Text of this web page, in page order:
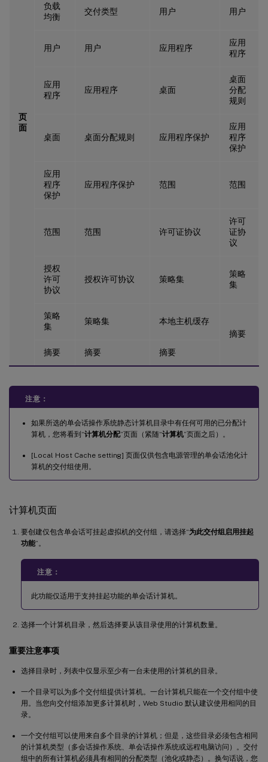
页
面
负载
均衡
交付类型 用户 用户
用户 用户 应用程序
应用
程序
应用
程序
应用程序 桌面
桌面
分配
规则
桌面 桌面分配规则 应用程序保护
应用
程序
保护
应用
程序
保护
应用程序保护 范围 范围
范围 范围 许可证协议
许可
证协
议
授权
许可
协议
授权许可协议 策略集
策略
集
策略
集
策略集
本地主机缓存
摘要
摘要
摘要 摘要
注意：
如果所选的单会话操作系统静态计算机目录中有任何可用的已分配计
算机，您将看到“计算机分配”页面（紧随“计算机”页面之后）。
[Local Host Cache setting] 页面仅供包含电源管理的单会话池化计
算机的交付组使用。
计算机页面
要创建仅包含单会话可挂起虚拟机的交付组，请选择“为此交付组启用挂起
功能”。
注意：
此功能仅适用于支持挂起功能的单会话计算机。
选择一个计算机目录，然后选择要从该目录使用的计算机数量。
重要注意事项
选择目录时，列表中仅显示至少有一台未使用的计算机的目录。
一个目录可以为多个交付组提供计算机。一台计算机只能在一个交付组中使
用。当您向交付组添加更多计算机时，Web Studio 默认建议使用相同的目
录。
一个交付组可以使用来自多个目录的计算机；但是，这些目录必须包含相同
的计算机类型（多会话操作系统、单会话操作系统或远程电脑访问）。交付
组中的所有计算机必须具有相同的分配类型（池化或静态）。换句话说，您